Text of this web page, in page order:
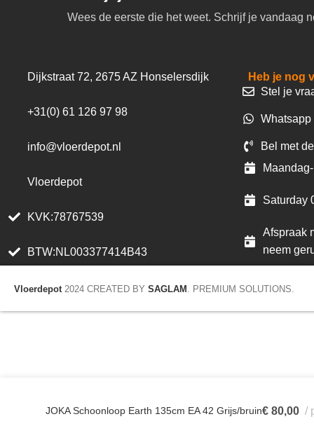
Wees de eerste die het weet. Schrijf je vandaag
Dijkstraat 72, 2675 AZ Honselersdijk
+31(0) 61 126 97 98
info@vloerdepot.nl
Vloerdepot
KVK:78767539
BTW:NL003377414B43
Heb je nog
Stel je
Bel met
Saturday
Afspraak
neem
Vloerdepot 2024 CREATED BY SAGLAM . PREMIUM SOLUTIONS.
JOKA Schoonloop Earth 135cm EA 42 Grijs/bruin€ 80,00